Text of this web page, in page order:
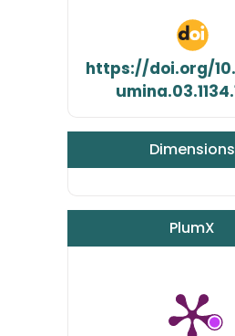
https://doi.org/
Dimensions
PlumX